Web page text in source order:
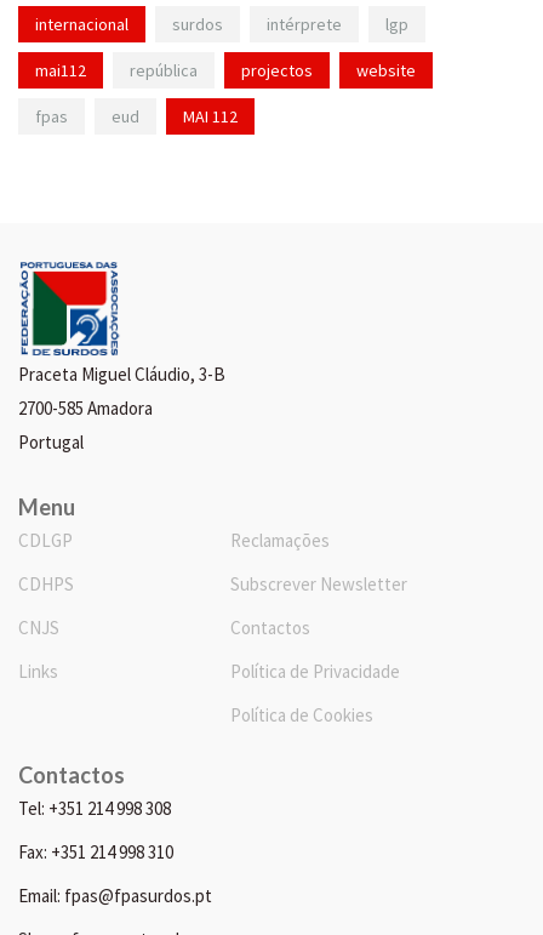
internacional surdos intérprete lgp
mai112 república projectos website
fpas eud MAI 112
Praceta Miguel Cláudio, 3-B
2700-585 Amadora
Portugal
Menu
CDLGP
CDHPS
CNJS
Links
Reclamações
Subscrever Newsletter
Contactos
Política de Privacidade
Política de Cookies
Contactos
Tel: +351 214 998 308
Fax: +351 214 998 310
Email: fpas@fpasurdos.pt